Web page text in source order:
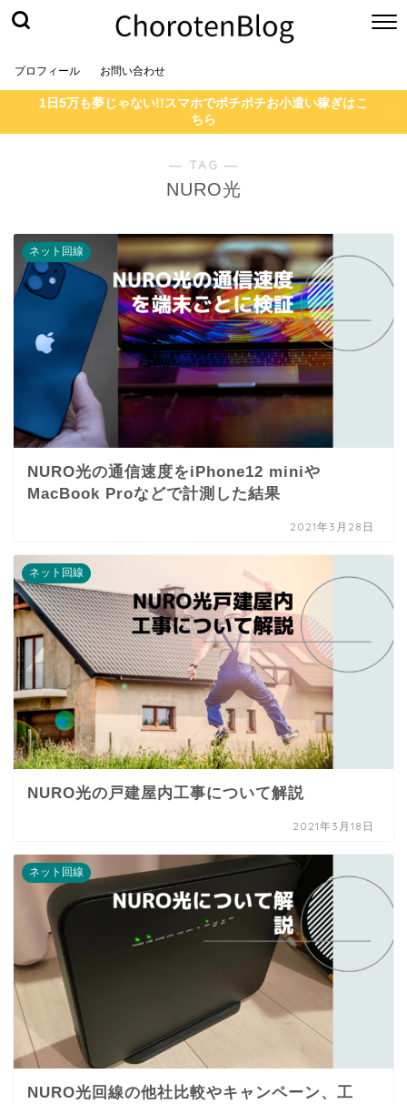
プロフィール お問い合わせ
1日5万も夢じゃない!!スマホでポチポチお小遣い稼ぎはこ
ちら
― TAG ―
NURO光
ネット回線
NURO光の通信速度をiPhone12 miniや
MacBook Proなどで計測した結果
2021年3月28日
ネット回線
NURO光の戸建屋内工事について解説
2021年3月18日
ネット回線
NURO光回線の他社比較やキャンペーン、工